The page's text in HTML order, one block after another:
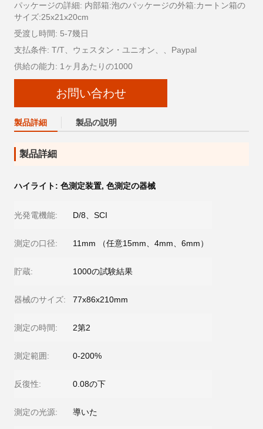
パッケージの詳細: 内部箱:泡のパッケージの外箱:カートン箱の
サイズ:25x21x20cm
受渡し時間: 5-7幾日
支払条件: T/T、ウェスタン・ユニオン、、Paypal
供給の能力: 1ヶ月あたりの1000
お問い合わせ
製品詳細 製品の説明
製品詳細
ハイライト: 色測定装置, 色測定の器械
光発電機能: D/8、SCI
測定の口径: 11mm （任意15mm、4mm、6mm）
貯蔵: 1000の試験結果
器械のサイズ: 77x86x210mm
測定の時間: 2第2
測定範囲: 0-200%
反復性: 0.08の下
測定の光源: 導いた